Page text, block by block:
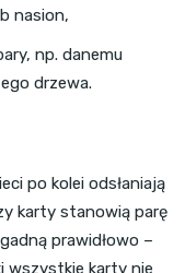
nasion,
np. danemu
drzewa.
po kolei odsłaniają
karty stanowią parę
prawidłowo –
wszystkie karty nie